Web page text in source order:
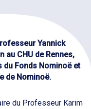
Yannick
au CHU de Rennes,
du Fonds Nominoë et
de Nominoë.
du Professeur Karim